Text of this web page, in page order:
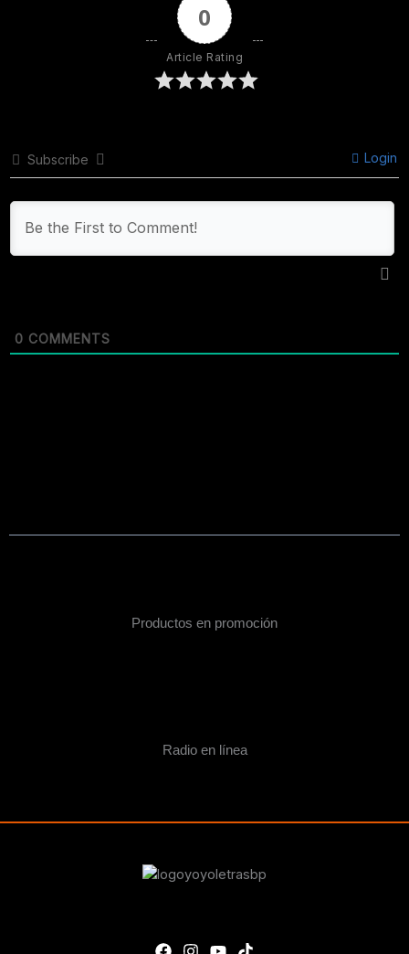
0
Article Rating
Subscribe Login
0 COMMENTS
Productos en promoción
Radio en línea